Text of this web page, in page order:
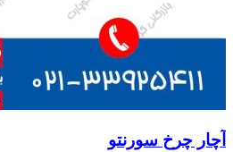
آچار چرخ سورنتو